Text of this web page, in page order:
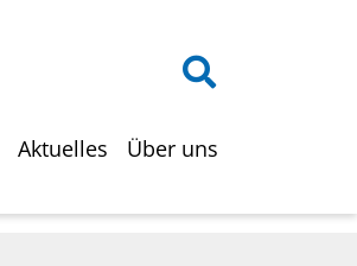
Aktuelles Über uns